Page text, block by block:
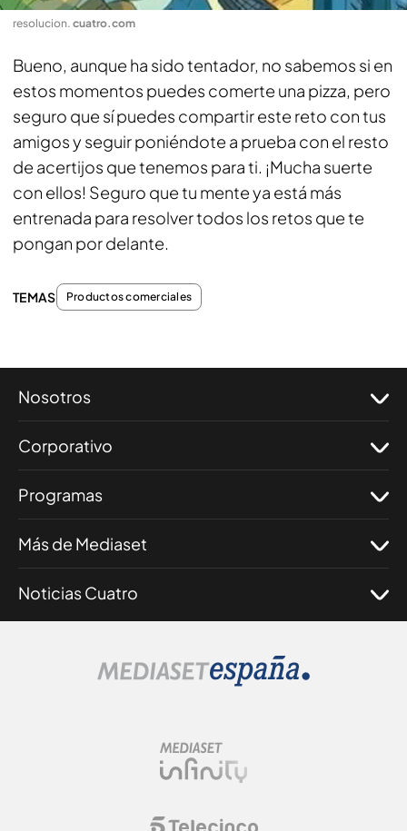
resolucion. cuatro.com
Bueno, aunque ha sido tentador, no sabemos si en
estos momentos puedes comerte una pizza, pero
seguro que sí puedes compartir este reto con tus
amigos y seguir poniéndote a prueba con el resto
de acertijos que tenemos para ti. ¡Mucha suerte
con ellos! Seguro que tu mente ya está más
entrenada para resolver todos los retos que te
pongan por delante.
TEMAS Productos comerciales
Nosotros
Corporativo
Programas
Más de Mediaset
Noticias Cuatro